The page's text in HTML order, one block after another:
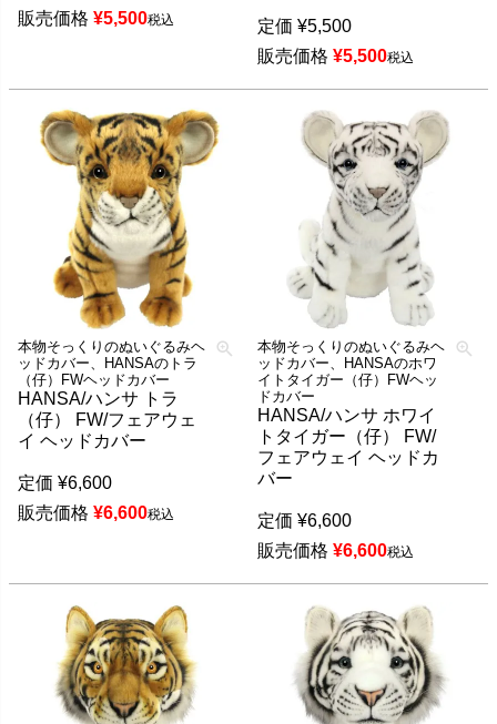
販売価格 ¥5,500税込 定価 ¥5,500
販売価格 ¥5,500税込
本物そっくりのぬいぐるみヘ
ッドカバー、HANSAのトラ
（仔）FWヘッドカバー
HANSA/ハンサ トラ
（仔） FW/フェアウェ
イ ヘッドカバー
定価 ¥6,600
販売価格 ¥6,600税込
本物そっくりのぬいぐるみヘ
ッドカバー、HANSAのホワ
イトタイガー（仔）FWヘッ
ドカバー
HANSA/ハンサ ホワイ
トタイガー（仔） FW/
フェアウェイ ヘッドカ
バー
定価 ¥6,600
販売価格 ¥6,600税込